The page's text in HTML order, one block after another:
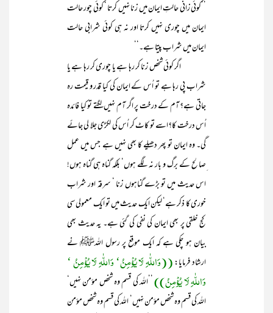
’’کوئی زانی حالتِ ایمان میں زنا نہیں کرتا ‘ کوئی چور حالت
ایمان میں چوری نہیں کرتا اور نہ ہی کوئی شرابی حالت
ایمان میں شراب پیتا ہے۔‘‘
اگر کوئی شخص زنا کر رہا ہے یا چوری کر رہا ہے یا
شراب پی رہا ہے تو اُس کے ایمان کی کیا قدر و قیمت رہ
جاتی ہے؟ آم کے درخت پر اگر آم نہیں لگتے تو کیا فائدہ
اُس درخت کا؟اسے تو کاٹ کر اُس کی لکڑی جلا لی جائے
گی۔ وہ ایمان تو پھر دھیلے کا بھی نہیں ہے جس میں عمل
ِصالح کے برگ و بار نہ لگے ہوں‘ بلکہ گناہ ہی گناہ ہوں!
اس حدیث میں تو بڑے گناہوں زنا ‘ سرقہ اور شراب
خوری کا ذکر ہے‘ لیکن ایک حدیث میں تو ایک معمولی سی
کج خلقی پر بھی ایمان کی نفی کی گئی ہے۔ یہ حدیث بھی
بیان ہو چکی ہے کہ ایک موقع پر رسول اللہﷺ نے
ارشاد فرمایا:((وَاللّٰہِ لَا یُؤْمِنُ‘ وَاللّٰہِ لَا یُؤْمِنُ ‘
وَاللّٰہِ لَا یُؤْمِنُ)) ’’اللہ کی قسم وہ شخص مؤمن نہیں‘
اللہ کی قسم وہ شخص مؤمن نہیں‘ اللہ کی قسم وہ شخص مؤمن